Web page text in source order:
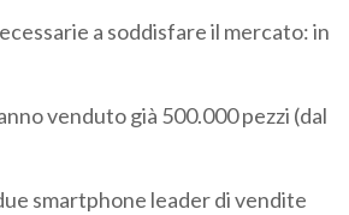
a soddisfare il mercato: in
venduto già 500.000 pezzi (dal
smartphone leader di vendite